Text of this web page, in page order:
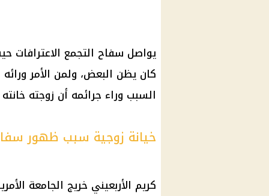
يواصل سفاح التجمع الاعترافات
كان يظن البعض، ولمن الأمر
السبب وراء جرائمه أن زوجته
خيانة زوجية سبب ظهور
كريم الأربعيني خريج الجامعة